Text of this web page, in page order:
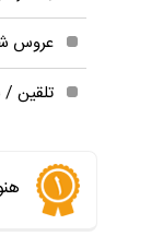
عروس
تلقین /